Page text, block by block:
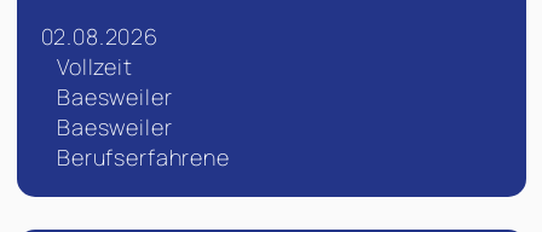
02.08.2026
Vollzeit
Baesweiler
Baesweiler
Berufserfahrene